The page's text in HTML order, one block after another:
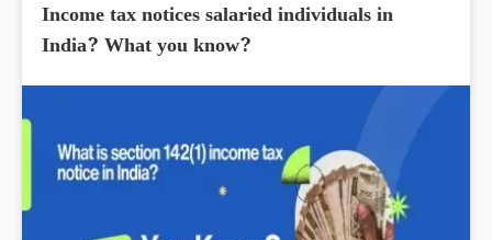
Income tax notices salaried individuals in
India? What you know?